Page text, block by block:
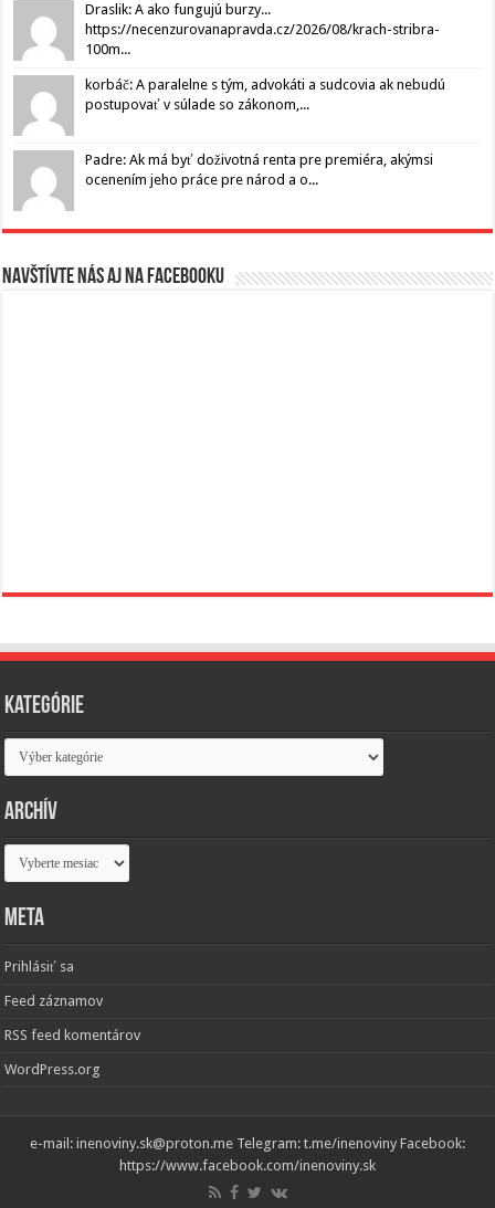
Draslik: A ako fungujú burzy...
https://necenzurovanapravda.cz/2026/08/krach-stribra-
100m...
korbáč: A paralelne s tým, advokáti a sudcovia ak nebudú
postupovať v súlade so zákonom,...
Padre: Ak má byť doživotná renta pre premiéra, akýmsi
ocenením jeho práce pre národ a o...
Navštívte nás aj na Facebooku
Kategórie
Kategórie
Archív
Archív
Meta
Prihlásiť sa
Feed záznamov
RSS feed komentárov
WordPress.org
e-mail: inenoviny.sk@proton.me Telegram: t.me/inenoviny Facebook:
https://www.facebook.com/inenoviny.sk